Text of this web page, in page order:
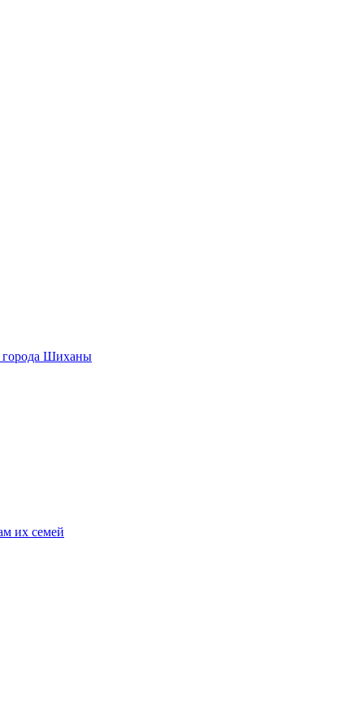
города Шиханы
их семей